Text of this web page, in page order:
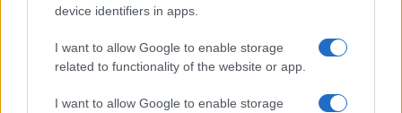
device identifiers in apps.
I want to allow Google to enable storage
related to functionality of the website or app.
I want to allow Google to enable storage
Ανακοινώθηκε από την Ντουμπάι ο Σενγκέλια (pics)